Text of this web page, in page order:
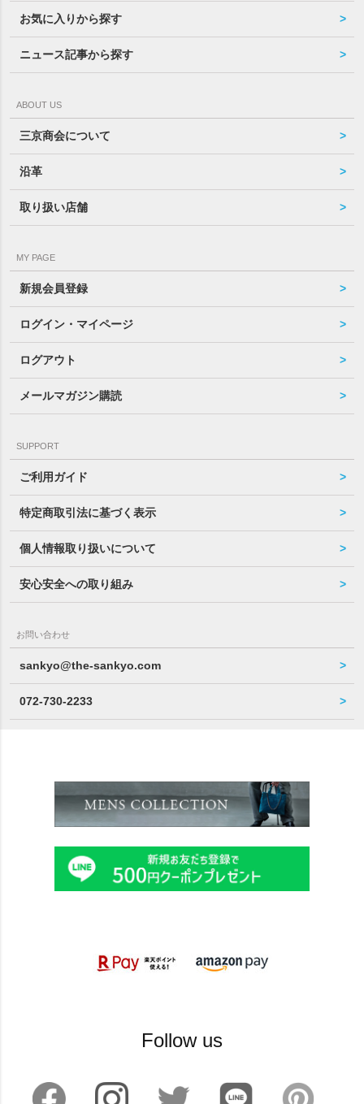
お気に入りから探す
ニュース記事から探す
ABOUT US
三京商会について
沿革
取り扱い店舗
MY PAGE
新規会員登録
ログイン・マイページ
ログアウト
メールマガジン購読
SUPPORT
ご利用ガイド
特定商取引法に基づく表示
個人情報取り扱いについて
安心安全への取り組み
お問い合わせ
sankyo@the-sankyo.com
072-730-2233
Follow us